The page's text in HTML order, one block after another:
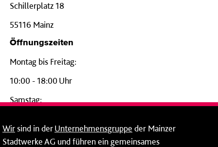
Schillerplatz 18
55116 Mainz
Öffnungszeiten
Montag bis Freitag:
10:00 - 18:00 Uhr
Samstag:
24-Stunden-Telefon*
Wirsind in derUnternehmensgruppe der Mainzer
Stadtwerke AG und führen ein gemeinsames